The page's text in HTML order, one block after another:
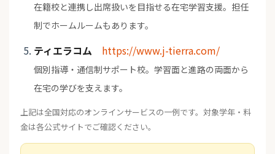
在籍校と連携し出席扱いを目指せる在宅学習支援。担任
制でホームルームもあります。
ティエラコム https://www.j-tierra.com/
個別指導・通信制サポート校。学習面と進路の両面から
在宅の学びを支えます。
上記は全国対応のオンラインサービスの一例です。対象学年・料
金は各公式サイトでご確認ください。